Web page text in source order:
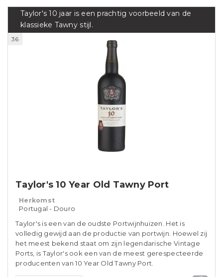
Taylor's 10 jaar is een prachtig voorbeeld van de
klassieke Tawny stijl.
36
Taylor's 10 Year Old Tawny Port
Herkomst
Portugal - Douro
Taylor's is een van de oudste Portwijnhuizen. Het is
volledig gewijd aan de productie van portwijn. Hoewel zij
het meest bekend staat om zijn legendarische Vintage
Ports, is Taylor's ook een van de meest gerespecteerde
producenten van 10 Year Old Tawny Port.